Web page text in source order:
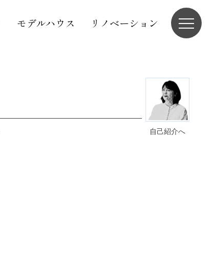
モデルハウス リノベーション
自己紹介へ